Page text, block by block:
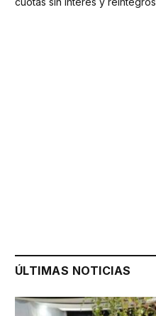
ÚLTIMAS NOTICIAS